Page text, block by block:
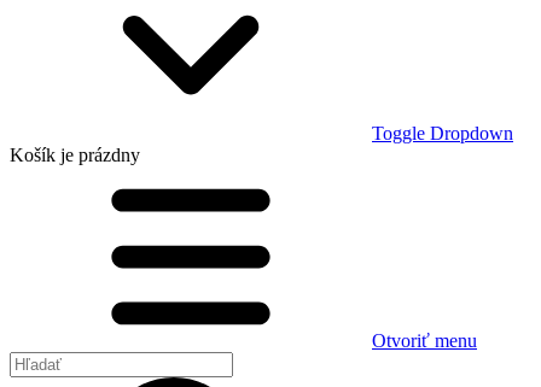
Toggle Dropdown
Košík je prázdny
Otvoriť menu